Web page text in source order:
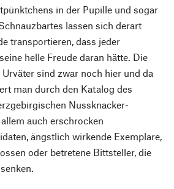
in der Pupille und sogar
lassen sich derart
transportieren, dass jeder
helle Freude daran hätte. Die
sind zwar noch hier und da
man durch den Katalog des
Nussknacker-
auch erschrocken
ängstlich wirkende Exemplare,
oder betretene Bittsteller, die